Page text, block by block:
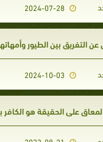
2024-07-28
التفريق بين الطيور
2024-10-03
على الحقيقة هو الكافر